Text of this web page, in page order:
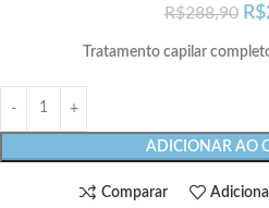
R$288,90 R$
Tratamento capilar
ADICIONAR AO
Comparar